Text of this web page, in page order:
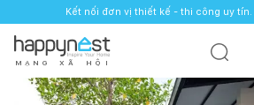
Kết nối đơn vị thiết kế - thi công uy tín.
M Ạ N G X Ã H Ộ I